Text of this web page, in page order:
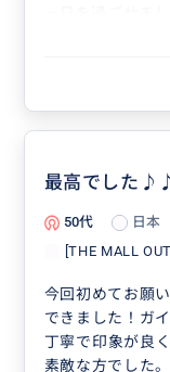
次回、ローマに
最高でした
50代
日本
[THE MALL
今回初めてお願
できました！ガ
丁寧で印象が良
素敵な方でした